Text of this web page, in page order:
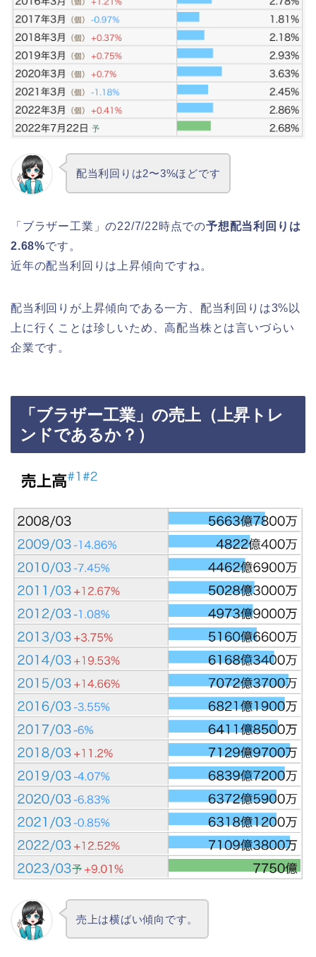
配当利回りは2〜3%ほどです
「ブラザー工業」の22/7/22時点での予想配当利回りは
2.68%です。
近年の配当利回りは上昇傾向ですね。
配当利回りが上昇傾向である一方、配当利回りは3%以
上に行くことは珍しいため、高配当株とは言いづらい
企業です。
「ブラザー工業」の売上（上昇トレ
ンドであるか？）
売上は横ばい傾向です。